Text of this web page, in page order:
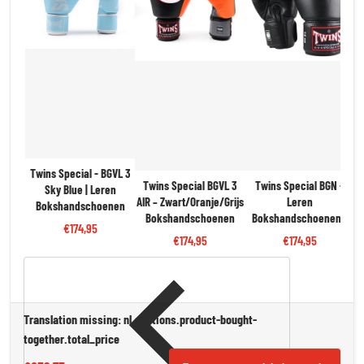
Twins Special - BGVL 3
Sky Blue | Leren
Bokshandschoenen
€174,95
Twins Special BGVL 3
AIR – Zwart/Oranje/Grijs
Bokshandschoenen
€174,95
Twins Special BGN -
Leren
Bokshandschoenen -
Zwart | Pro Kwaliteit &
Bescherming
€174,95
Translation missing: nl.sections.product-bought-
together.total_price